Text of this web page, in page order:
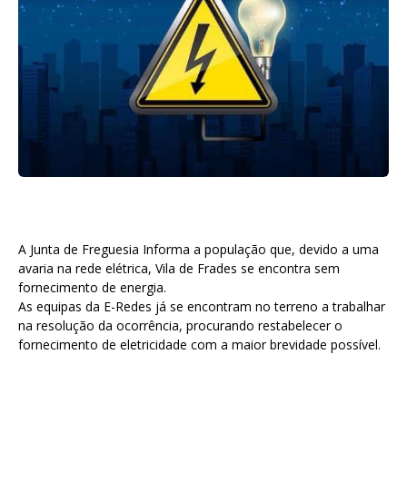
A Junta de Freguesia Informa a população que, devido a uma
avaria na rede elétrica, Vila de Frades se encontra sem
fornecimento de energia.
As equipas da E-Redes já se encontram no terreno a trabalhar
na resolução da ocorrência, procurando restabelecer o
fornecimento de eletricidade com a maior brevidade possível.